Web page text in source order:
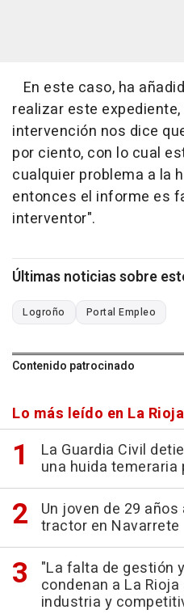
En este caso, ha
realizar este
intervención nos dice
por ciento, con lo cual
cualquier problema a la
entonces el informe es
interventor".
Últimas noticias sobre
Logroño Portal Empleo
Contenido patrocinado
Lo más leído en La Rioja
La Guardia Civil
una huida temeraria
Un joven de 29
tractor en Navarrete
"La falta de gestión
condenan a La
industria y